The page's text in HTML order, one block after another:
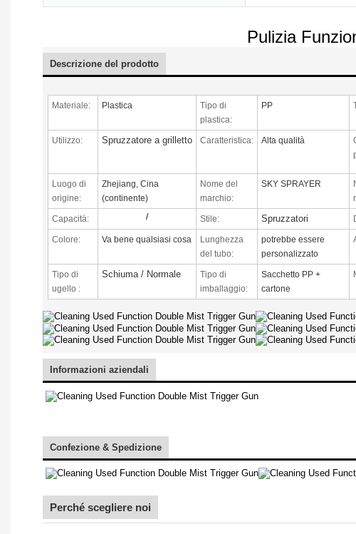
Pulizia
Descrizione del prodotto
Materiale: Plastica
Tipo di
plastica:
PP
Utilizzo: Spruzzatore a grilletto Caratteristica: Alta qualità
Luogo di
origine:
Zhejiang, Cina
(continente)
Nome del
marchio:
SKY SPRAYER
Capacità: / Stile: Spruzzatori
Colore: Va bene qualsiasi cosa
Lunghezza
del tubo:
potrebbe essere
personalizzato
Tipo di
ugello :
Schiuma / Normale
Tipo di
imballaggio:
Sacchetto PP +
cartone
Informazioni aziendali
Confezione & Spedizione
Perché scegliere noi